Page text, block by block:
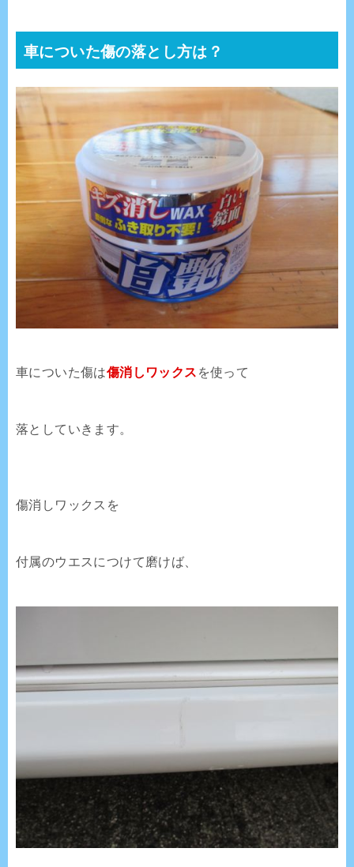
車についた傷の落とし方は？
車についた傷は傷消しワックス を使って
落としていきます。
傷消しワックスを
付属のウエスにつけて磨けば、